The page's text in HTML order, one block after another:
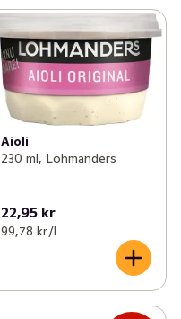
Aioli
230 ml, Lohmanders
22,95 kr
99,78 kr /l